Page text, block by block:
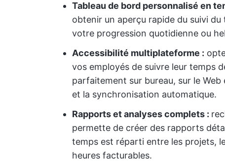
Tableau de bord personnalisé en
obtenir un aperçu rapide du suivi
votre progression quotidienne ou
Accessibilité multiplateforme :
vos employés de suivre leur temps
parfaitement sur bureau, sur le
et la synchronisation automatique.
Rapports et analyses complets :
permette de créer des rapports
temps est réparti entre les projets,
heures facturables.